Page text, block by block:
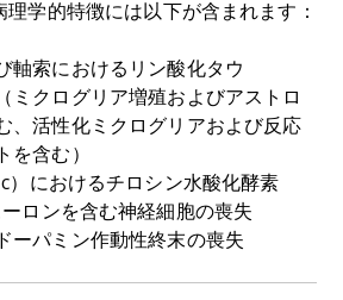
学的特徴には以下が含まれます：
軸索におけるリン酸化タウ
ミクログリア増殖およびアストロ
、活性化ミクログリアおよび反応
含む）
）におけるチロシン水酸化酵素
ーロンを含む神経細胞の喪失
ーパミン作動性終末の喪失